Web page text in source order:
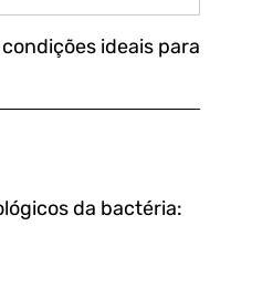
ideais para
da bactéria: